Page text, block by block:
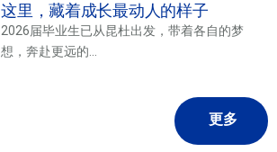
这里，藏着成长最动人的样子
2026届毕业生已从昆杜出发，带着各自的梦
想，奔赴更远的...
更多